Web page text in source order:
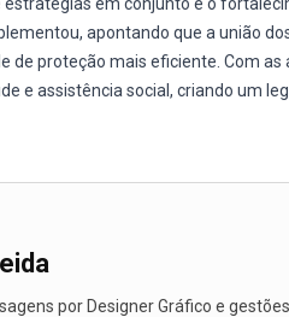
apontando que a união
de proteção mais eficiente. Com as
e assistência social, criando um
por Designer Gráfico e